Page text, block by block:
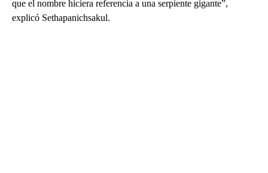
que el nombre hiciera referencia a una serpiente gigante”,
explicó Sethapanichsakul.